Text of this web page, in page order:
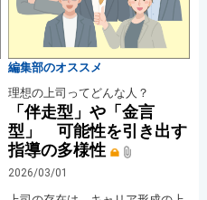
編集部のオススメ
理想の上司ってどんな人？
「伴走型」や「金言
型」 可能性を引き出す
指導の多様性
2026/03/01